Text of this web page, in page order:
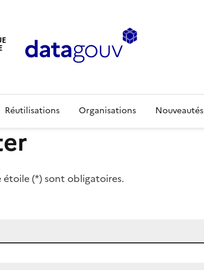
Réutilisations Organisations Nouveautés
étoile (*) sont obligatoires.